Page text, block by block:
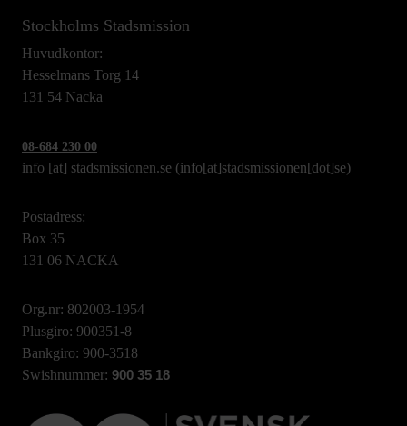
Stockholms Stadsmission
Huvudkontor:
Hesselmans Torg 14
131 54 Nacka
08-684 230 00
info [at] stadsmissionen.se (info[at]stadsmissionen[dot]se)
Postadress:
Box 35
131 06 NACKA
Org.nr: 802003-1954
Plusgiro: 900351-8
Bankgiro: 900-3518
Swishnummer: 900 35 18